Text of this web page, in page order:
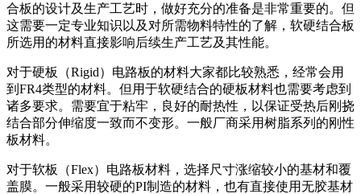
合板的设计及生产工艺时，做好充分的准备是非常重要的。但
这需要一定专业知识以及对所需物料特性的了解，软硬结合板
所选用的材料直接影响后续生产工艺及其性能。
对于硬板（Rigid）电路板的材料大家都比较熟悉，经常会用
到FR4类型的材料。但用于软硬结合的硬板材料也需要考虑到
诸多要求。需要宜于粘牢，良好的耐热性，以保证受热后刚挠
结合部分伸缩度一致而不变形。一般厂商采用树脂系列的刚性
板材料。
对于软板（Flex）电路板材料，选择尺寸涨缩较小的基材和覆
盖膜。一般采用较硬的PI制造的材料，也有直接使用无胶基材